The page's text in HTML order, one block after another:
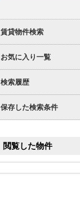
賃貸物件検索
お気に入り一覧
検索履歴
保存した検索条件
閲覧した物件